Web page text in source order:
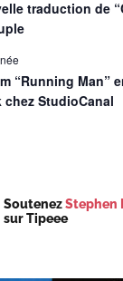
traduction de
“Running Man”
chez StudioCanal
SoutenezStephen
sur Tipeee